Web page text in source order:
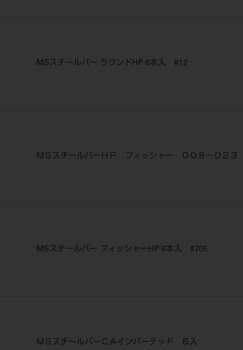
MSスチールバー ラウンドHP 6本入 #12
ＭＳスチールバーＨＰ フィッシャー ００８～０２
MSスチールバー フィッシャーHP 6本入 #705
ＭＳスチールバーＣＡインバーテッド ６入